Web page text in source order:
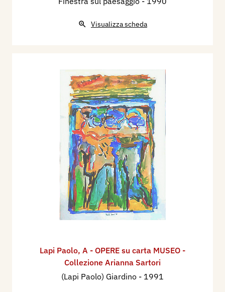
Visualizza scheda
Lapi Paolo, A - OPERE su carta MUSEO -
Collezione Arianna Sartori
(Lapi Paolo) Giardino - 1991